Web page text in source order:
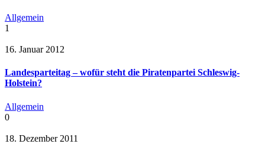
Allgemein
1
16. Januar 2012
Landesparteitag – wofür steht die Piratenpartei Schleswig-
Holstein?
Allgemein
0
18. Dezember 2011